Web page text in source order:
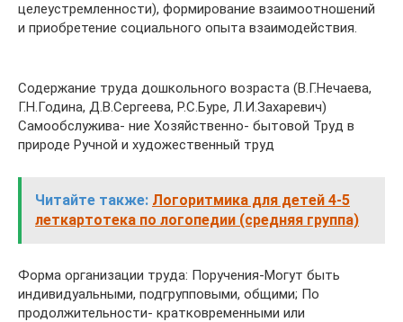
целеустремленности), формирование взаимоотношений
и приобретение социального опыта взаимодействия.
Содержание труда дошкольного возраста (В.Г.Нечаева,
Г.Н.Година, Д.В.Сергеева, Р.С.Буре, Л.И.Захаревич)
Самообслужива- ние Хозяйственно- бытовой Труд в
природе Ручной и художественный труд
Читайте также: Логоритмика для детей 4-5
леткартотека по логопедии (средняя группа)
Форма организации труда: Поручения-Могут быть
индивидуальными, подгрупповыми, общими; По
продолжительности- кратковременными или